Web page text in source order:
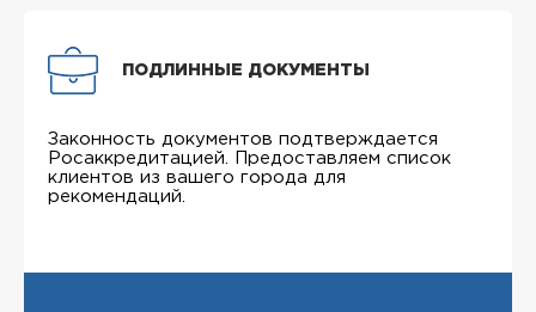
ПОДЛИННЫЕ ДОКУМЕНТЫ
Законность документов подтверждается
Росаккредитацией. Предоставляем список
клиентов из вашего города для
рекомендаций.